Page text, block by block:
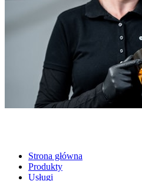
Strona główna
Produkty
Usługi